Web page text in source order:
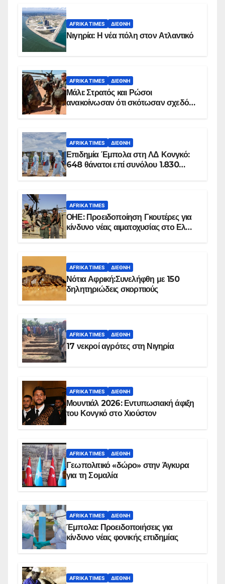
AFRIKA TIMES ΔΙΕΘΝΉ
Νιγηρία: Η νέα πόλη στον Ατλαντικό
AFRIKA TIMES ΔΙΕΘΝΉ
Μάλι: Στρατός και Ρώσοι
ανακοίνωσαν ότι σκότωσαν σχεδόν
AFRIKA TIMES ΔΙΕΘΝΉ
Επιδημία Έμπολα στη ΛΔ Κονγκό:
648 θάνατοι επί συνόλου 1.830
AFRIKA TIMES
ΟΗΕ: Προειδοποίηση Γκουτέρες για
κίνδυνο νέας αιματοχυσίας στο Ελ
AFRIKA TIMES ΔΙΕΘΝΉ
Νότια Αφρική:Συνελήφθη με 150
δηλητηριώδεις σκορπιούς
AFRIKA TIMES ΔΙΕΘΝΉ
17 νεκροί αγρότες στη Νιγηρία
AFRIKA TIMES ΔΙΕΘΝΉ
Μουντιάλ 2026: Εντυπωσιακή άφιξη
του Κονγκό στο Χιούστον
AFRIKA TIMES ΔΙΕΘΝΉ
Γεωπολιτικό «δώρο» στην Άγκυρα
για τη Σομαλία
AFRIKA TIMES ΔΙΕΘΝΉ
Έμπολα: Προειδοποιήσεις για
κίνδυνο νέας φονικής επιδημίας
AFRIKA TIMES ΔΙΕΘΝΉ